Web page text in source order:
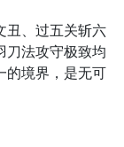
丑、过五关斩六
刀法攻守极致均
的境界，是无可